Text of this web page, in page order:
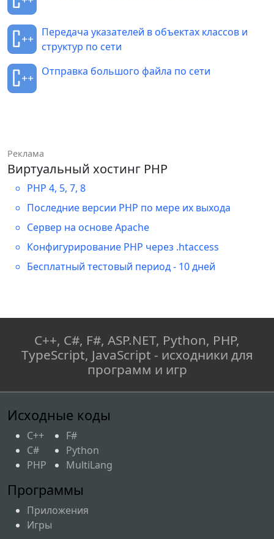
Передача указателей в объектах классов и
структур по сети
Отправка большого файла по сети
Реклама
Виртуальный хостинг PHP
PHP 4, 5, 7, 8
Последние версии PHP по мере их выхода
Сервер на основе Apache
Конфигурирование PHP через .htaccess
Бесплатный тестовый период - 10 дней
C++, C#, F#, ASP.NET, Python, PHP,
TypeScript, JavaScript - исходники для
программ и игр
Исходные коды
C++
C#
PHP
F#
Python
MultiLang
Программы
Приложения
Игры